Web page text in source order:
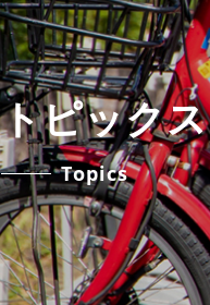
トピックス
Topics